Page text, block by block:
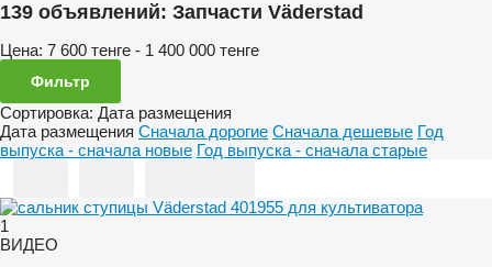
139 объявлений: Запчасти Väderstad
Цена: 7 600 тенге - 1 400 000 тенге
Фильтр
Сортировка: Дата размещения
Дата размещения Сначала дорогие Сначала дешевые Год
выпуска - сначала новые Год выпуска - сначала старые
1
ВИДЕО